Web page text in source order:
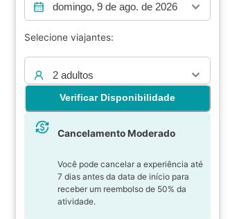
domingo, 9 de ago. de 2026
Selecione viajantes:
2 adultos
Verificar Disponibilidade
Cancelamento Moderado
Você pode cancelar a experiência até
7 dias antes da data de início para
receber um reembolso de 50% da
atividade.